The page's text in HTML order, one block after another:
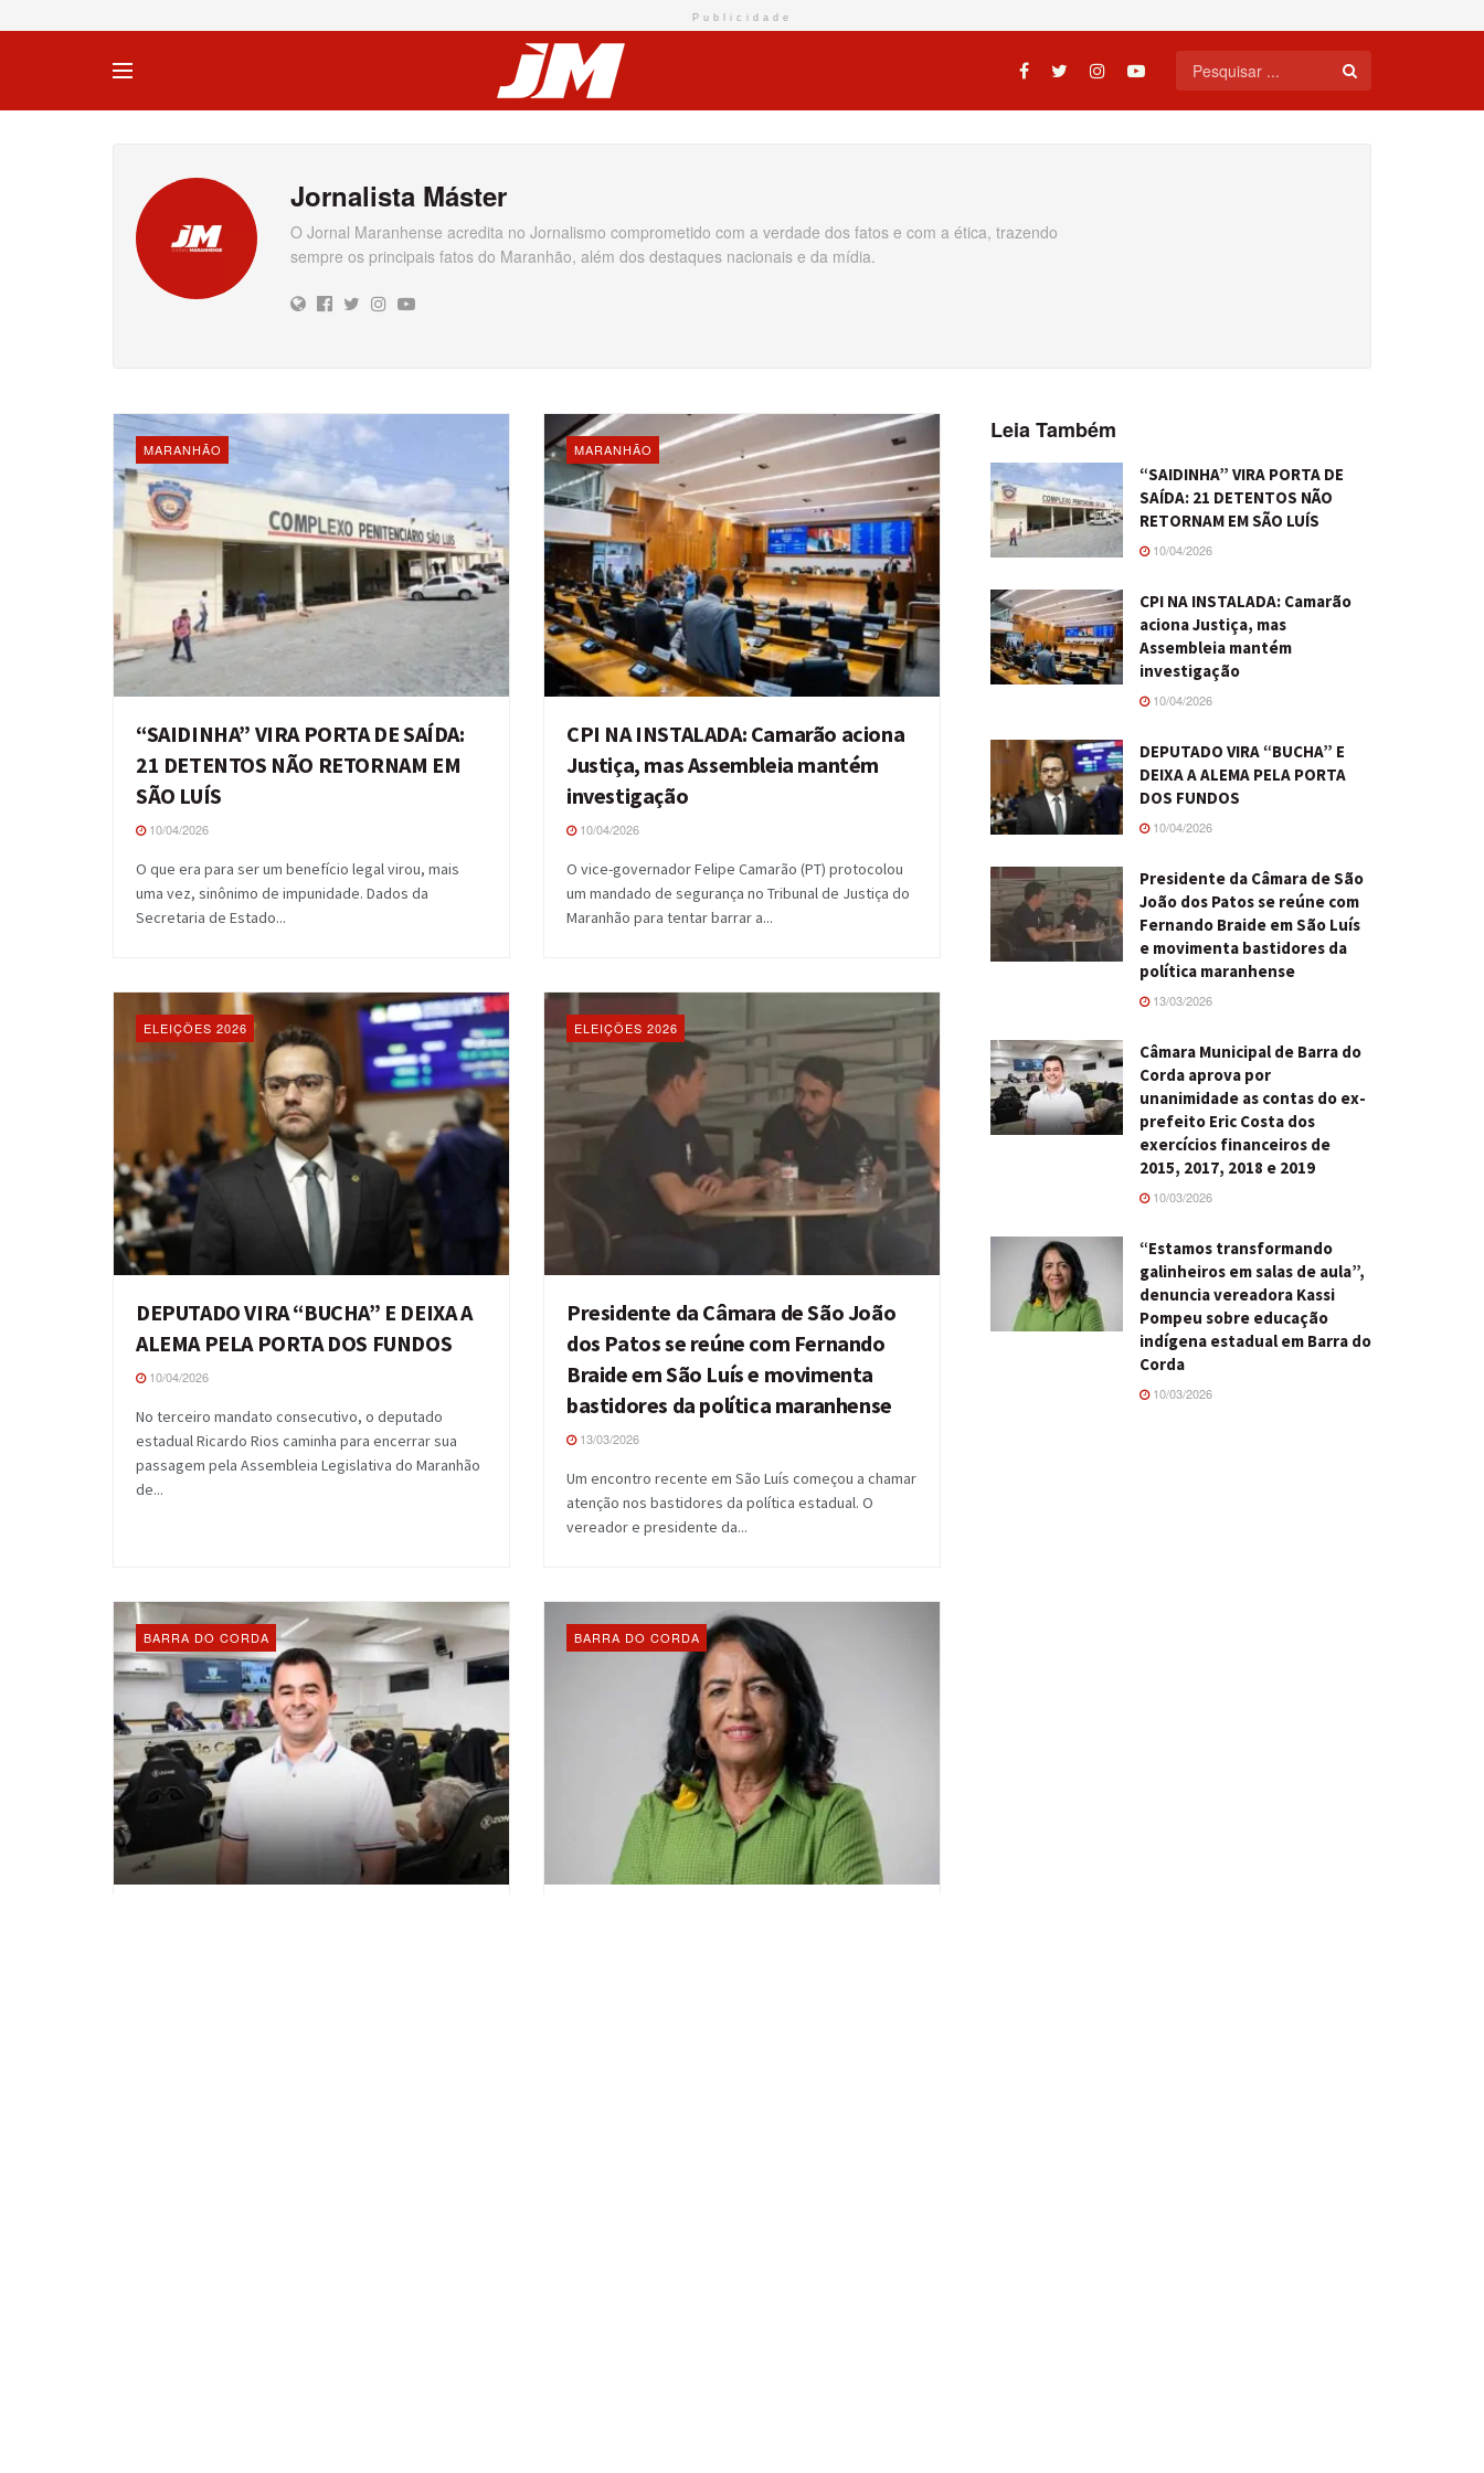
Publicidade
Jornalista Máster
O Jornal Maranhense acredita no Jornalismo comprometido com a verdade dos fatos e com a ética, trazendo
sempre os principais fatos do Maranhão, além dos destaques nacionais e da mídia.
MARANHÃO
“SAIDINHA” VIRA PORTA DE SAÍDA:
21 DETENTOS NÃO RETORNAM EM
SÃO LUÍS
10/04/2026
O que era para ser um benefício legal virou, mais
uma vez, sinônimo de impunidade. Dados da
Secretaria de Estado...
MARANHÃO
CPI NA INSTALADA: Camarão aciona
Justiça, mas Assembleia mantém
investigação
10/04/2026
O vice-governador Felipe Camarão (PT) protocolou
um mandado de segurança no Tribunal de Justiça do
Maranhão para tentar barrar a...
ELEIÇÕES 2026
DEPUTADO VIRA “BUCHA” E DEIXA A
ALEMA PELA PORTA DOS FUNDOS
10/04/2026
No terceiro mandato consecutivo, o deputado
estadual Ricardo Rios caminha para encerrar sua
passagem pela Assembleia Legislativa do Maranhão
de...
ELEIÇÕES 2026
Presidente da Câmara de São João
dos Patos se reúne com Fernando
Braide em São Luís e movimenta
bastidores da política maranhense
13/03/2026
Um encontro recente em São Luís começou a chamar
atenção nos bastidores da política estadual. O
vereador e presidente da...
BARRA DO CORDA BARRA DO CORDA
Leia Também
“SAIDINHA” VIRA PORTA DE
SAÍDA: 21 DETENTOS NÃO
RETORNAM EM SÃO LUÍS
10/04/2026
CPI NA INSTALADA: Camarão
aciona Justiça, mas
Assembleia mantém
investigação
10/04/2026
DEPUTADO VIRA “BUCHA” E
DEIXA A ALEMA PELA PORTA
DOS FUNDOS
10/04/2026
Presidente da Câmara de São
João dos Patos se reúne com
Fernando Braide em São Luís
e movimenta bastidores da
política maranhense
13/03/2026
Câmara Municipal de Barra do
Corda aprova por
unanimidade as contas do ex-
prefeito Eric Costa dos
exercícios financeiros de
2015, 2017, 2018 e 2019
10/03/2026
“Estamos transformando
galinheiros em salas de aula”,
denuncia vereadora Kassi
Pompeu sobre educação
indígena estadual em Barra do
Corda
10/03/2026